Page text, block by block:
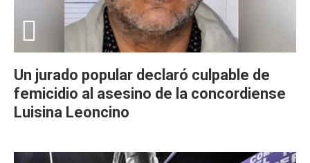
Un jurado popular declaró culpable de
femicidio al asesino de la concordiense
Luisina Leoncino